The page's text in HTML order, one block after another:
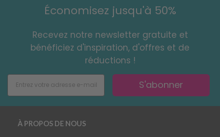
Économisez jusqu'à 50%
Recevez notre newsletter gratuite et
bénéficiez d'inspiration, d'offres et de
réductions !
S'abonner
À PROPOS DE NOUS